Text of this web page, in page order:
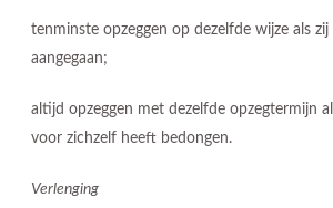
tenminste opzeggen op dezelfde wijze als
aangegaan;
altijd opzeggen met dezelfde opzegtermijn
voor zichzelf heeft bedongen.
Verlenging